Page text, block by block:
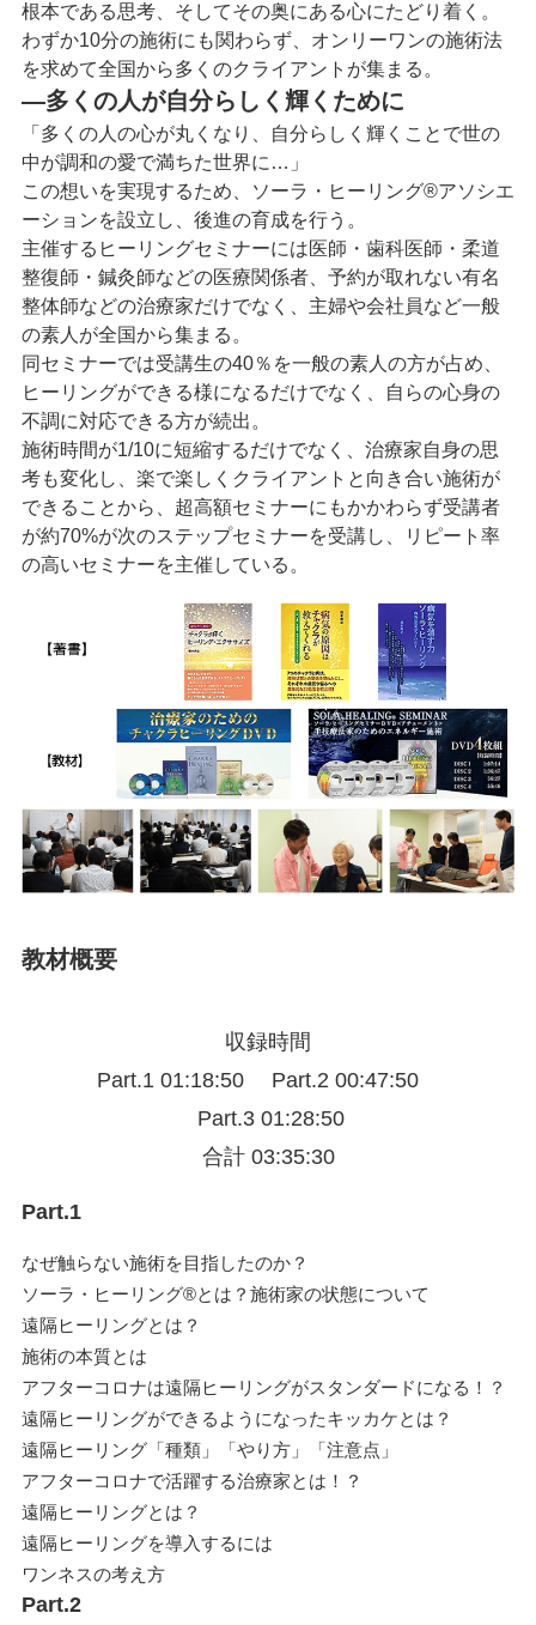
根本である思考、そしてその奥にある心にたどり着く。
わずか10分の施術にも関わらず、オンリーワンの施術法
を求めて全国から多くのクライアントが集まる。
―多くの人が自分らしく輝くために
「多くの人の心が丸くなり、自分らしく輝くことで世の
中が調和の愛で満ちた世界に…」
この想いを実現するため、ソーラ・ヒーリング®アソシエ
ーションを設立し、後進の育成を行う。
主催するヒーリングセミナーには医師・歯科医師・柔道
整復師・鍼灸師などの医療関係者、 予約が取れない有名
整体師などの治療家だけでなく、主婦や会社員など一般
の素人が全国から集まる。
同セミナーでは受講生の40％を一般の素人の方が占め、
ヒーリングができる様になるだけでなく、
自らの心身の
不調に対応できる方が続出。
施術時間が1/10に短縮するだけでなく、治療家自身の思
考も変化し、楽で楽しくクライアントと向き合い施術が
できることから、 超高額セミナーにもかかわらず受講者
が約70%が次のステップセミナーを受講し、
リピート率
の高いセミナーを主催している。
教材概要
収録時間
Part.1 01:18:50 Part.2 00:47:50
Part.3 01:28:50
合計 03:35:30
Part.1
なぜ触らない施術を目指したのか？
ソーラ・ヒーリング®とは？施術家の状態について
遠隔ヒーリングとは？
施術の本質とは
アフターコロナは遠隔ヒーリングがスタンダードになる！？
遠隔ヒーリングができるようになったキッカケとは？
遠隔ヒーリング「種類」「やり方」「注意点」
アフターコロナで活躍する治療家とは！？
遠隔ヒーリングとは？
遠隔ヒーリングを導入するには
ワンネスの考え方
Part.2